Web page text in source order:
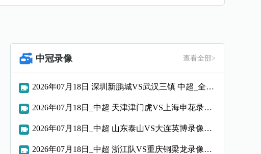
中冠录像 查看全部>
2026年07月18日 深圳新鹏城VS武汉三镇 中超_全场录像【视频集锦】
2026年07月18日_中超 天津津门虎VS上海申花录像_全场录像【高清回放】
2026年07月18日_中超 山东泰山VS大连英博录像_高清录像【全场回放】
2026年07月18日_中超 浙江队VS重庆铜梁龙录像_全场录像【高清回放】